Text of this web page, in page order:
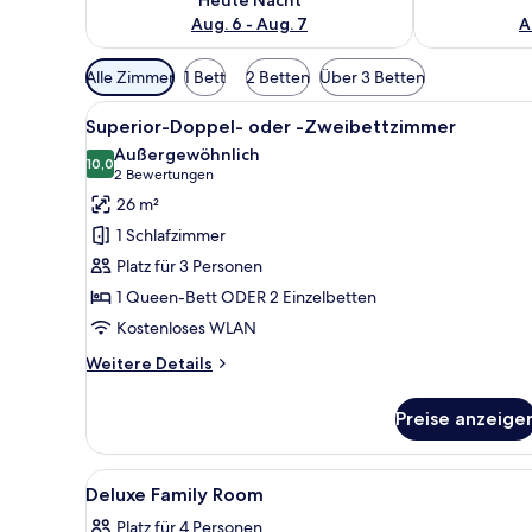
Aug. 6 - Aug. 7
Verfügbare
Filter
für
Zimmer
Alle Zimmer 1 Bett 2 Betten Über 3 Betten
Alle
Fotos
für
Superior-
Doppel-
oder
-
Zweibettzimmer
anzeigen
Ein Hotelzimmer mit Bett,
3
Superior-Doppel- oder -Zweibettzimmer
10,010,0 von 10
Außergewöhnlich
2 Bewertungen
(2
Bewertungen)
26 m²
1 Schlafzimmer
Platz für 3 Personen
1 Queen-Bett ODER 2 Einzelbetten
Kostenloses WLAN
Weitere Details
Weitere
Doppel-
oder
-
Zweibettzimmer
Preise
Alle
Fotos
Ein Schlafzimmer mit Bett,
5
Deluxe Family Room
Platz für 4 Personen